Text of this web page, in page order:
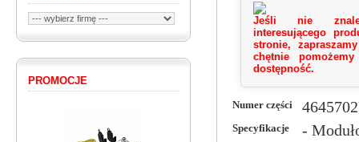
PROMOCJE
Jeśli nie
interesującego
stronie,
chętnie
dostępność.
Numer części
Specyfikacje -